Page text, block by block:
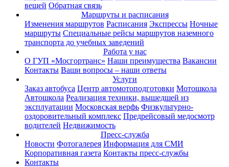
вещей Обратная связь
Маршруты и расписания
Изменения маршрутов Расписания Экспрессы Ночные
маршруты Специальные рейсы маршрутов наземного
транспорта до учебных заведений
Работа у нас
О ГУП «Мосгортранс» Наши преимущества Вакансии
Контакты Ваши вопросы – наши ответы
Услуги
Заказ автобуса Центр автомотоподготовки Мотошкола
Автошкола Реализация техники, вышедшей из
эксплуатации Московская верфь Физкультурно-
оздоровительный комплекс Предрейсовый медосмотр
водителей Недвижимость
Пресс-служба
Новости Фотогалерея Информация для СМИ
Корпоративная газета Контакты пресс-службы
Контакты